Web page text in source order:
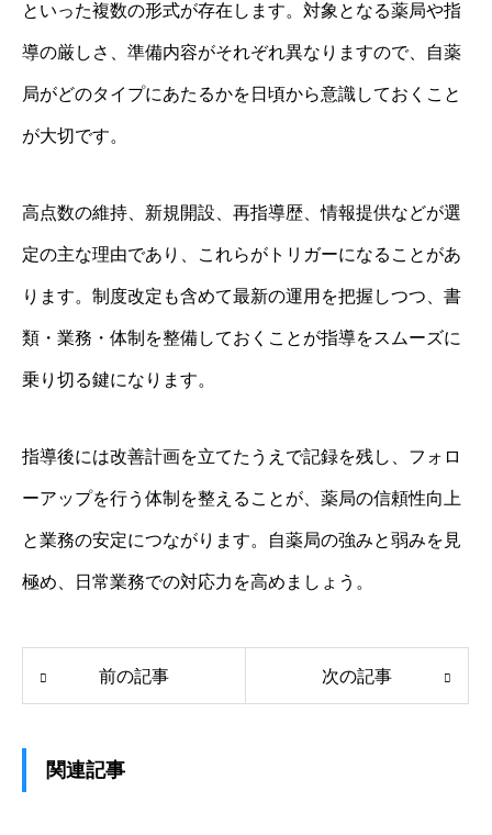
といった複数の形式が存在します。対象となる薬局や指
導の厳しさ、準備内容がそれぞれ異なりますので、自薬
局がどのタイプにあたるかを日頃から意識しておくこと
が大切です。
高点数の維持、新規開設、再指導歴、情報提供などが選
定の主な理由であり、これらがトリガーになることがあ
ります。制度改定も含めて最新の運用を把握しつつ、書
類・業務・体制を整備しておくことが指導をスムーズに
乗り切る鍵になります。
指導後には改善計画を立てたうえで記録を残し、フォロ
ーアップを行う体制を整えることが、薬局の信頼性向上
と業務の安定につながります。自薬局の強みと弱みを見
極め、日常業務での対応力を高めましょう。
前の記事 次の記事
関連記事